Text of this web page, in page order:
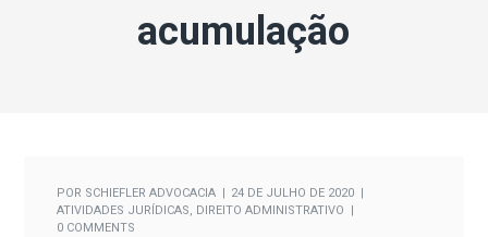
acumulação
POR SCHIEFLER ADVOCACIA
24 DE JULHO DE 2020
ATIVIDADES JURÍDICAS, DIREITO ADMINISTRATIVO
0 COMMENTS